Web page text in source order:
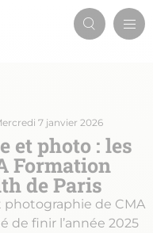
7 janvier 2026
et photo : les
Formation
de Paris
de CMA
de finir l’année 2025